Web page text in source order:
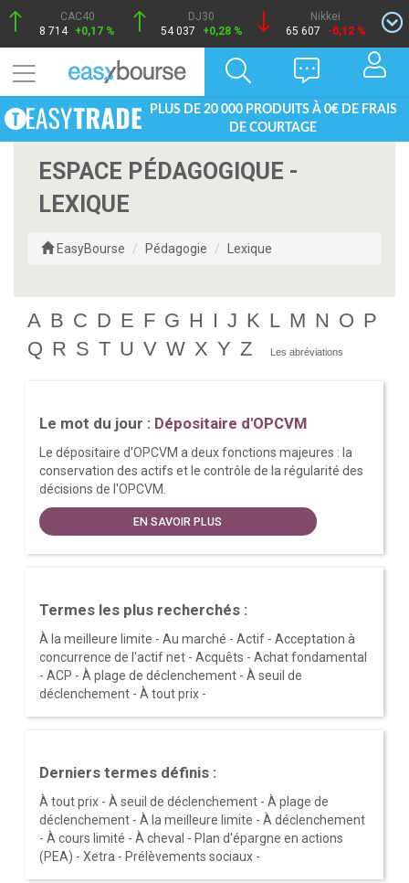
CAC40
8 714 +0,17 %
DJ30
54 037
+0,28 %
Nikkei
65 607
-0,12 %
PLUS DE 20 000 PRODUITS À 0€ DE FRAIS
DE COURTAGE
ESPACE PÉDAGOGIQUE -
LEXIQUE
EasyBourse Pédagogie Lexique
A B C D E F G H I J K L M N O P
Q R S T U V W X Y Z Les abréviations
Le mot du jour : Dépositaire d'OPCVM
Le dépositaire d'OPCVM a deux fonctions majeures : la
conservation des actifs et le contrôle de la régularité des
décisions de l'OPCVM.
EN SAVOIR PLUS
Termes les plus recherchés :
À la meilleure limite - Au marché - Actif- Acceptation à
concurrence de l'actif net- Acquêts - Achat fondamental
- ACP - À plage de déclenchement- À seuil de
déclenchement- À tout prix-
Derniers termes définis :
À tout prix- À seuil de déclenchement- À plage de
déclenchement- À la meilleure limite - À déclenchement
- À cours limité - À cheval - Plan d'épargne en actions
(PEA) - Xetra - Prélèvements sociaux-